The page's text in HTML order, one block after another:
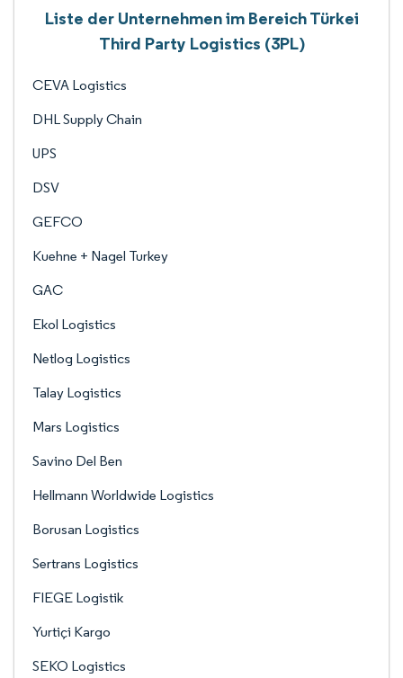
Liste der Unternehmen im Bereich Türkei
Third Party Logistics (3PL)
CEVA Logistics
DHL Supply Chain
UPS
DSV
GEFCO
Kuehne + Nagel Turkey
GAC
Ekol Logistics
Netlog Logistics
Talay Logistics
Mars Logistics
Savino Del Ben
Hellmann Worldwide Logistics
Borusan Logistics
Sertrans Logistics
FIEGE Logistik
Yurtiçi Kargo
SEKO Logistics